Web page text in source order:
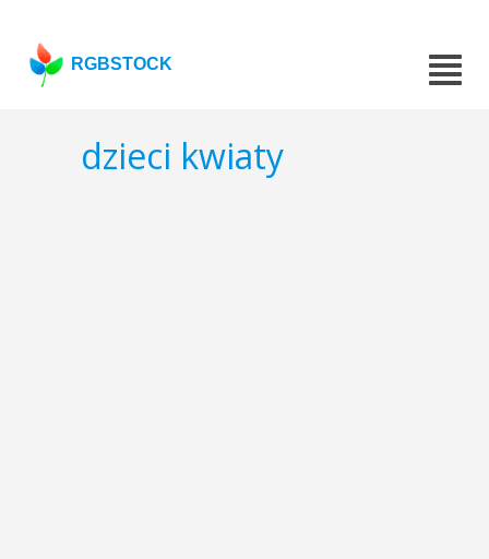
RGBSTOCK
dzieci kwiaty